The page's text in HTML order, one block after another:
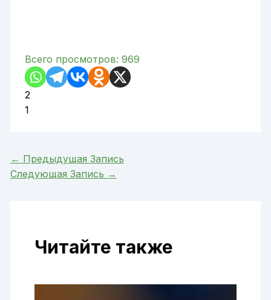
Всего просмотров: 969
2
1
← Предыдущая Запись
Следующая Запись →
Читайте также